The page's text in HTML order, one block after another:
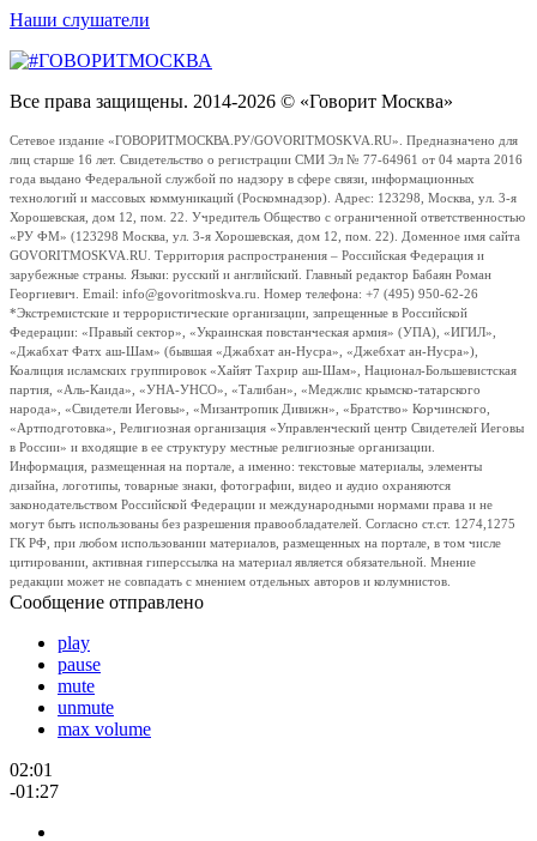
Наши слушатели
Все права защищены. 2014-2026 © «Говорит Москва»
Сетевое издание «ГОВОРИТМОСКВА.РУ/GOVORITMOSKVA.RU». Предназначено для
лиц старше 16 лет. Свидетельство о регистрации СМИ Эл № 77-64961 от 04 марта 2016
года выдано Федеральной службой по надзору в сфере связи, информационных
технологий и массовых коммуникаций (Роскомнадзор). Адрес: 123298, Москва, ул. 3-я
Хорошевская, дом 12, пом. 22. Учредитель Общество с ограниченной ответственностью
«РУ ФМ» (123298 Москва, ул. 3-я Хорошевская, дом 12, пом. 22). Доменное имя сайта
GOVORITMOSKVA.RU. Территория распространения – Российская Федерация и
зарубежные страны. Языки: русский и английский. Главный редактор Бабаян Роман
Георгиевич. Email: info@govoritmoskva.ru. Номер телефона: +7 (495) 950-62-26
*Экстремистские и террористические организации, запрещенные в Российской
Федерации: «Правый сектор», «Украинская повстанческая армия» (УПА), «ИГИЛ»,
«Джабхат Фатх аш-Шам» (бывшая «Джабхат ан-Нусра», «Джебхат ан-Нусра»),
Коалиция исламских группировок «Хайят Тахрир аш-Шам», Национал-Большевистская
партия, «Аль-Каида», «УНА-УНСО», «Талибан», «Меджлис крымско-татарского
народа», «Свидетели Иеговы», «Мизантропик Дивижн», «Братство» Корчинского,
«Артподготовка», Религиозная организация «Управленческий центр Свидетелей Иеговы
в России» и входящие в ее структуру местные религиозные организации.
Информация, размещенная на портале, а именно: текстовые материалы, элементы
дизайна, логотипы, товарные знаки, фотографии, видео и аудио охраняются
законодательством Российской Федерации и международными нормами права и не
могут быть использованы без разрешения правообладателей. Согласно ст.ст. 1274,1275
ГК РФ, при любом использовании материалов, размещенных на портале, в том числе
цитировании, активная гиперссылка на материал является обязательной. Мнение
редакции может не совпадать с мнением отдельных авторов и колумнистов.
Сообщение отправлено
play
pause
mute
unmute
max volume
02:01
-01:27